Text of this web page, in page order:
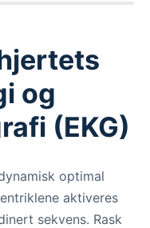
og
(EKG)
optimal
aktiveres
sekvens. Rask